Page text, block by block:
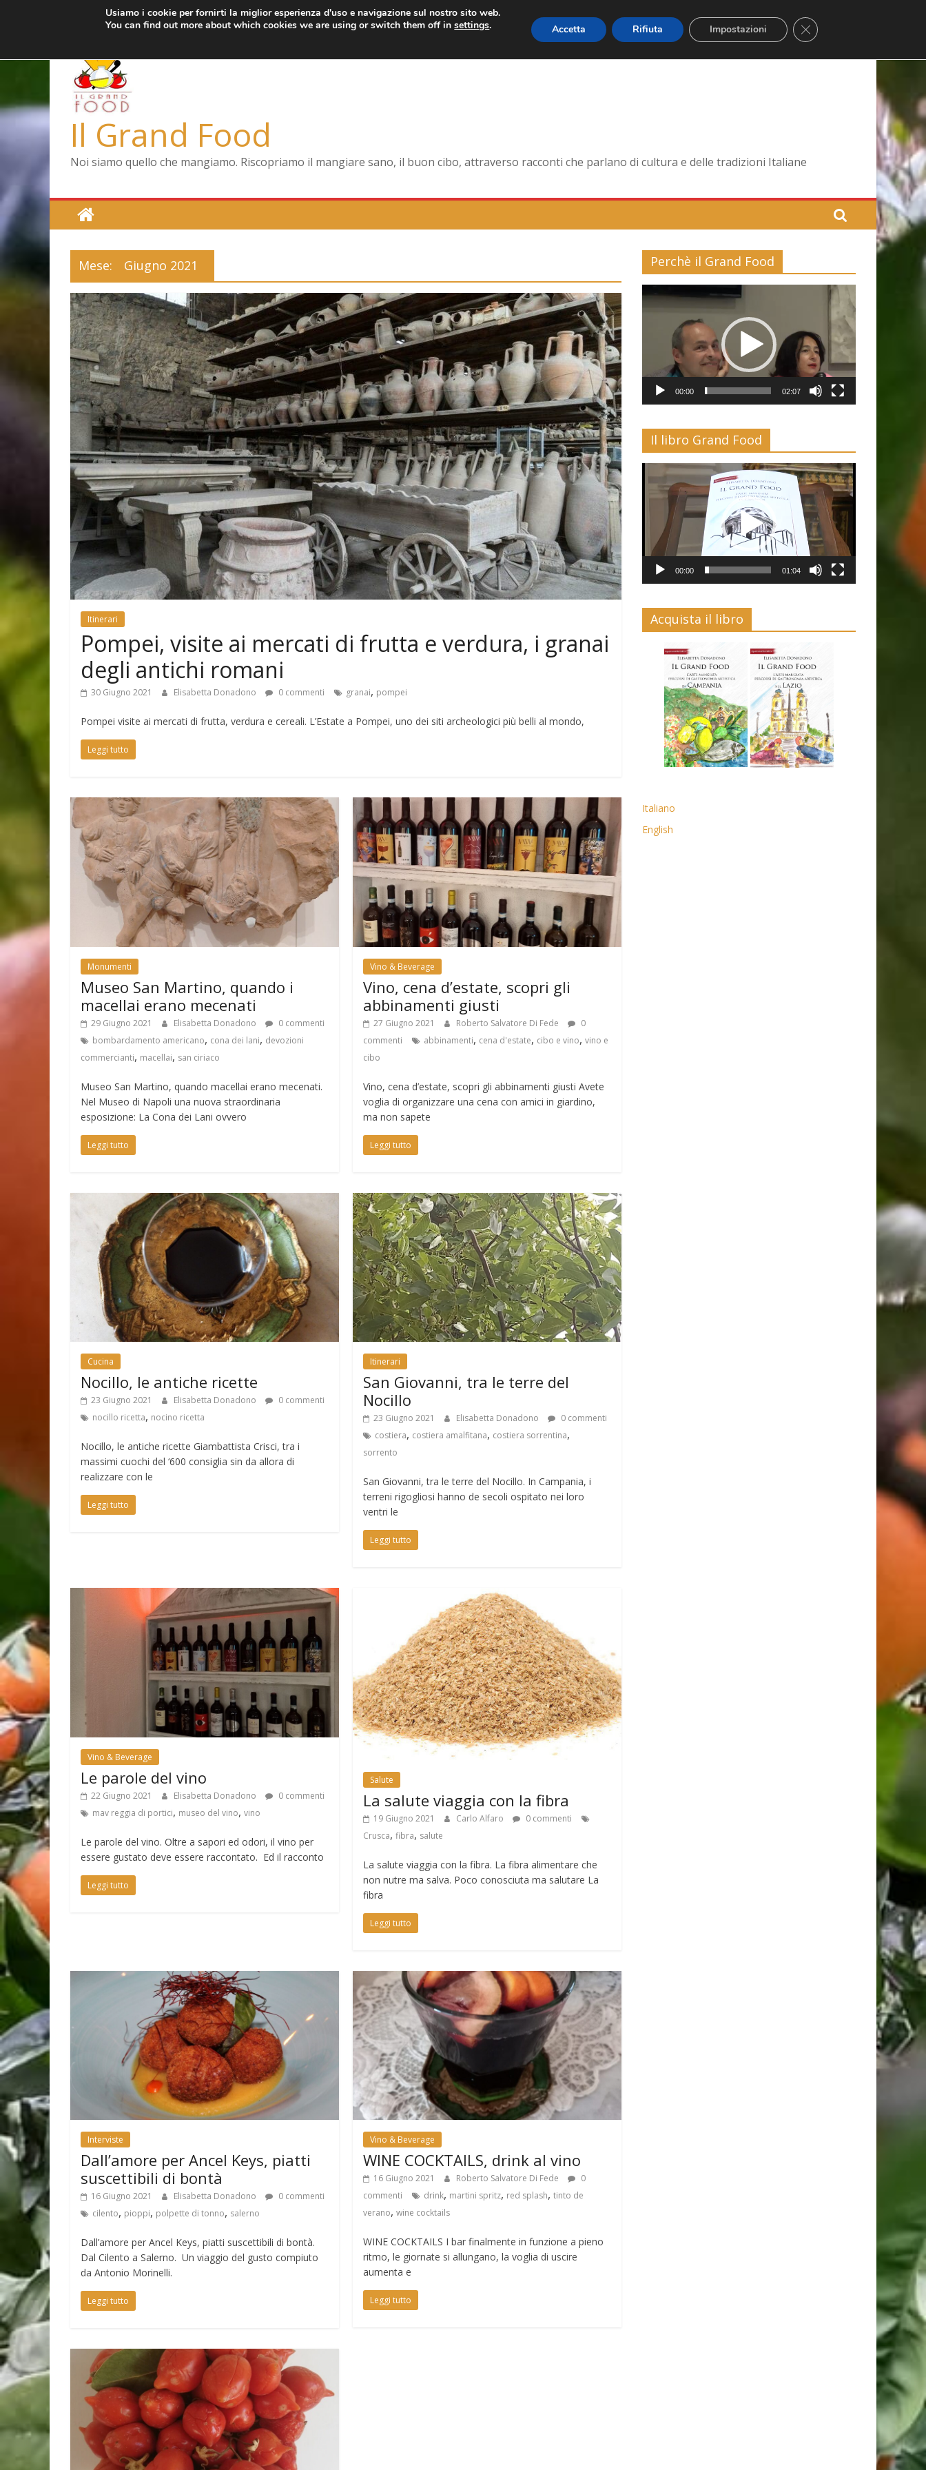
mercoledì, Agosto 5, 2026 Ultimo: Pizza a Corte
Menopausa, una forma smagliante senza età
Il Grand Food
Noi siamo quello che mangiamo. Riscopriamo il mangiare sano, il buon cibo, attraverso racconti che parlano di cultura e delle tradizioni Italiane
Mese: Giugno 2021
Itinerari
Pompei, visite ai mercati di frutta e verdura, i granai
degli antichi romani
30 Giugno 2021 Elisabetta Donadono 0 commenti granai, pompei
Pompei visite ai mercati di frutta, verdura e cereali. L’Estate a Pompei, uno dei siti archeologici più belli al mondo,
Leggi tutto
Monumenti
Museo San Martino, quando i
macellai erano mecenati
29 Giugno 2021 Elisabetta Donadono
0 commenti
bombardamento americano, cona dei lani, devozioni
commercianti, macellai, san ciriaco
Museo San Martino, quando macellai erano mecenati.
Nel Museo di Napoli una nuova straordinaria
esposizione: La Cona dei Lani ovvero
Leggi tutto
Vino & Beverage
Vino, cena d’estate, scopri gli
abbinamenti giusti
27 Giugno 2021 Roberto Salvatore Di Fede
0
commenti
abbinamenti, cena d'estate, cibo e vino,vino e
cibo
Vino, cena d’estate, scopri gli abbinamenti giusti Avete
voglia di organizzare una cena con amici in giardino,
ma non sapete
Leggi tutto
Cucina
Nocillo, le antiche ricette
23 Giugno 2021 Elisabetta Donadono
0 commenti
nocillo ricetta, nocino ricetta
Nocillo, le antiche ricette Giambattista Crisci, tra i
massimi cuochi del ‘600 consiglia sin da allora di
realizzare con le
Leggi tutto
Itinerari
San Giovanni, tra le terre del
Nocillo
23 Giugno 2021 Elisabetta Donadono
0 commenti
costiera, costiera amalfitana, costiera sorrentina,
sorrento
San Giovanni, tra le terre del Nocillo. In Campania, i
terreni rigogliosi hanno de secoli ospitato nei loro
ventri le
Leggi tutto
Vino & Beverage
Le parole del vino
22 Giugno 2021 Elisabetta Donadono
0 commenti
mav reggia di portici, museo del vino, vino
Le parole del vino. Oltre a sapori ed odori, il vino per
essere gustato deve essere raccontato. Ed il racconto
Leggi tutto
Salute
La salute viaggia con la fibra
19 Giugno 2021 Carlo Alfaro
0 commenti
Crusca,fibra, salute
La salute viaggia con la fibra. La fibra alimentare che
non nutre ma salva. Poco conosciuta ma salutare La
fibra
Leggi tutto
Interviste
Dall’amore per Ancel Keys, piatti
suscettibili di bontà
16 Giugno 2021 Elisabetta Donadono
0 commenti
cilento, pioppi, polpette di tonno, salerno
Dall’amore per Ancel Keys, piatti suscettibili di bontà.
Dal Cilento a Salerno. Un viaggio del gusto compiuto
da Antonio Morinelli.
Leggi tutto
Vino & Beverage
WINE COCKTAILS, drink al vino
16 Giugno 2021 Roberto Salvatore Di Fede
0
commenti
drink, martini spritz, red splash,tinto de
verano,wine cocktails
WINE COCKTAILS I bar finalmente in funzione a pieno
ritmo, le giornate si allungano, la voglia di uscire
aumenta e
Leggi tutto
Perchè il Grand Food
Video
Player
00:00 02:07
Il libro Grand Food
Player
00:00 01:04
Acquista il libro
Italiano
English
Usiamo i cookie per fornirti la miglior esperienza d'uso e navigazione sul nostro sito web.
You can find out more about which cookies we are using or switch them off insettings. Accetta Rifiuta Impostazioni Close GDPR Cookie Banner